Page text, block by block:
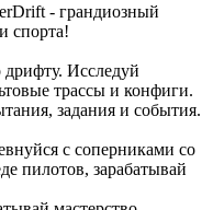
- грандиозный
спорта!
Исследуй
трассы и конфиги.
задания и события.
с соперниками со
пилотов, зарабатывай